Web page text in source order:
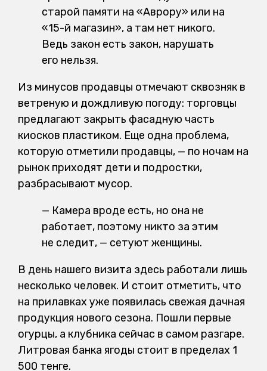
старой памяти на «Аврору» или на
«15-й магазин», а там нет никого.
Ведь закон есть закон, нарушать
его нельзя.
Из минусов продавцы отмечают сквозняк в
ветреную и дождливую погоду: торговцы
предлагают закрыть фасадную часть
киосков пластиком. Еще одна проблема,
которую отметили продавцы, — по ночам на
рынок приходят дети и подростки,
разбрасывают мусор.
— Камера вроде есть, но она не
работает, поэтому никто за этим
не следит, — сетуют женщины.
В день нашего визита здесь работали лишь
несколько человек. И стоит отметить, что
на прилавках уже появилась свежая дачная
продукция нового сезона. Пошли первые
огурцы, а клубника сейчас в самом разгаре.
Литровая банка ягоды стоит в пределах 1
500 тенге.